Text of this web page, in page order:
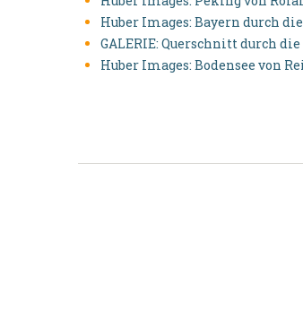
Huber Images: Bayern durch
GALERIE: Querschnitt durch
Huber Images: Bodensee von